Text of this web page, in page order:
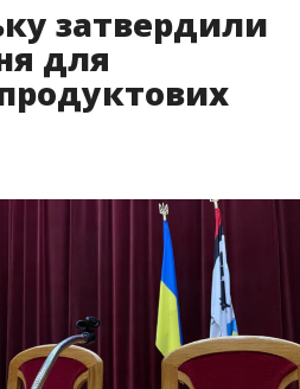
затвердили
для